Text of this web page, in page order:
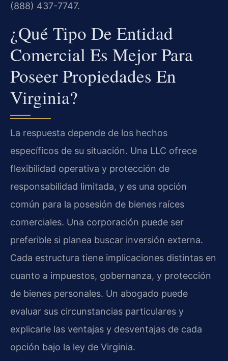
(888) 437-7747.
¿Qué Tipo De Entidad
Comercial Es Mejor Para
Poseer Propiedades En
Virginia?
La respuesta depende de los hechos
específicos de su situación. Una LLC ofrece
flexibilidad operativa y protección de
responsabilidad limitada, y es una opción
común para la posesión de bienes raíces
comerciales. Una corporación puede ser
preferible si planea buscar inversión externa.
Cada estructura tiene implicaciones distintas en
cuanto a impuestos, gobernanza, y protección
de bienes personales. Un abogado puede
evaluar sus circunstancias particulares y
explicarle las ventajas y desventajas de cada
opción bajo la ley de Virginia.